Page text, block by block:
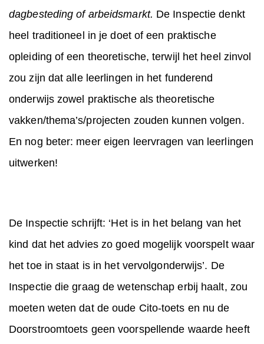
dagbesteding of arbeidsmarkt. De Inspectie denkt
heel traditioneel in je doet of een praktische
opleiding of een theoretische, terwijl het heel zinvol
zou zijn dat alle leerlingen in het funderend
onderwijs zowel praktische als theoretische
vakken/thema’s/projecten zouden kunnen volgen.
En nog beter: meer eigen leervragen van leerlingen
uitwerken!
De Inspectie schrijft: ‘Het is in het belang van het
kind dat het advies zo goed mogelijk voorspelt waar
het toe in staat is in het vervolgonderwijs’. De
Inspectie die graag de wetenschap erbij haalt, zou
moeten weten dat de oude Cito-toets en nu de
Doorstroomtoets geen voorspellende waarde heeft